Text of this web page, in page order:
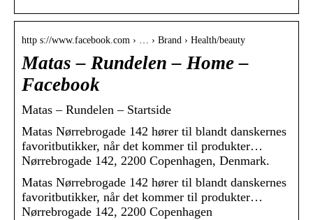
http s://www.facebook.com › … › Brand › Health/beauty
Matas – Rundelen – Home –
Facebook
Matas – Rundelen – Startside
Matas Nørrebrogade 142 hører til blandt danskernes
favoritbutikker, når det kommer til produkter…
Nørrebrogade 142, 2200 Copenhagen, Denmark.
Matas Nørrebrogade 142 hører til blandt danskernes
favoritbutikker, når det kommer til produkter…
Nørrebrogade 142, 2200 Copenhagen